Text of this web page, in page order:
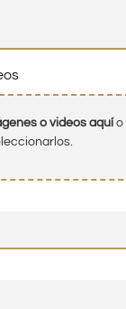
o videos aquío